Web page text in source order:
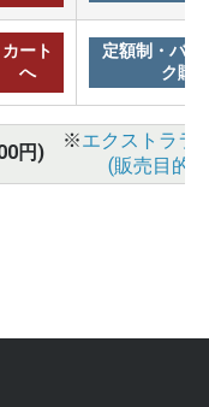
カート
へ
定額制・バリ
ク購
円)
※エクストララ
(販売目的